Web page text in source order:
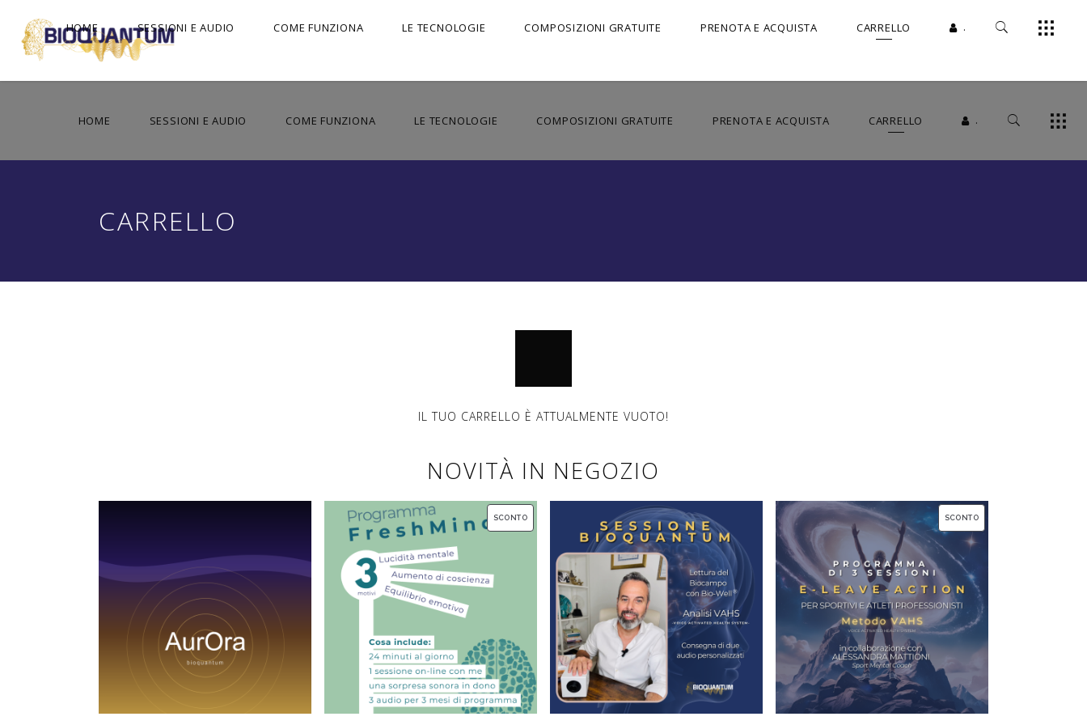
HOME SESSIONI E AUDIO COME FUNZIONA LE TECNOLOGIE COMPOSIZIONI GRATUITE PRENOTA E ACQUISTA CARRELLO .
HOME SESSIONI E AUDIO COME FUNZIONA LE TECNOLOGIE COMPOSIZIONI GRATUITE PRENOTA E ACQUISTA CARRELLO .
CARRELLO
IL TUO CARRELLO È ATTUALMENTE VUOTO!
NOVITÀ IN NEGOZIO
SCONTOPRODOTTO
VENDITA
SCONTOPRODOTTO